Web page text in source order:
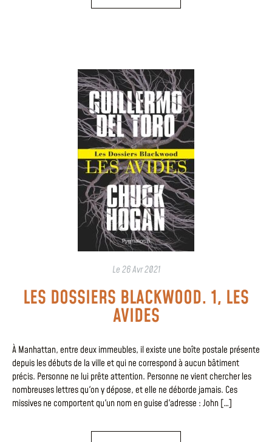
Le26 Avr 2021
LES DOSSIERS BLACKWOOD. 1, LES
AVIDES
À Manhattan, entre deux immeubles, il existe une boîte postale présente
depuis les débuts de la ville et qui ne correspond à aucun bâtiment
précis. Personne ne lui prête attention. Personne ne vient chercher les
nombreuses lettres qu'on y dépose, et elle ne déborde jamais. Ces
missives ne comportent qu'un nom en guise d'adresse : John […]